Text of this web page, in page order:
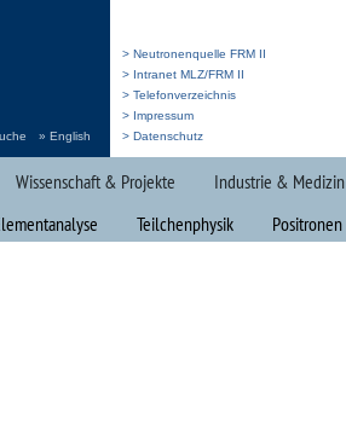
» English
> Neutronenquelle FRM II
> Intranet MLZ/FRM II
> Telefonverzeichnis
> Impressum
> Datenschutz
Teilchenphysik Positronen
Wissenschaft & Projekte Industrie & Medizin